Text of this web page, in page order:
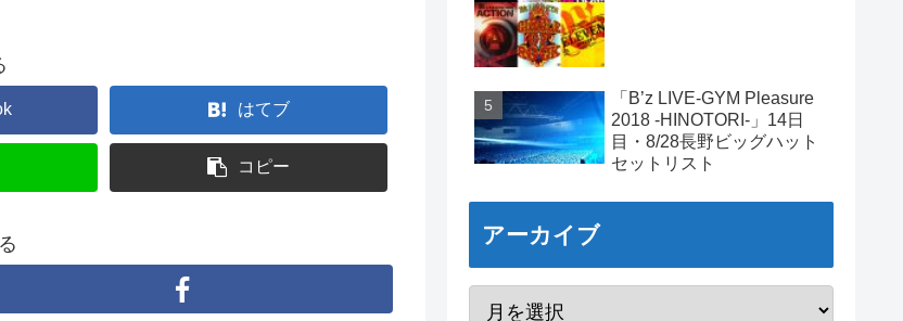
はてブ
コピー
「B’z LIVE-GYM Pleasure
2018 -HINOTORI-」14日
目・8/28長野ビッグハット
セットリスト
アーカイブ